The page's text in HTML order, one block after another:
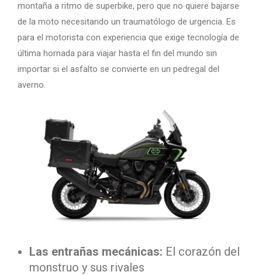
montaña a ritmo de superbike, pero que no quiere bajarse
de la moto necesitando un traumatólogo de urgencia. Es
para el motorista con experiencia que exige tecnología de
última hornada para viajar hasta el fin del mundo sin
importar si el asfalto se convierte en un pedregal del
averno.
Las entrañas mecánicas: El corazón del
monstruo y sus rivales